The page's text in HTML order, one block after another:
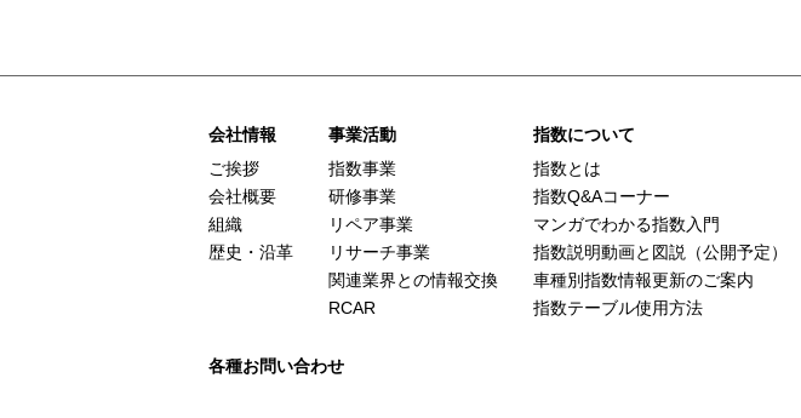
会社情報
ご挨拶
会社概要
組織
歴史・沿革
事業活動
指数事業
研修事業
リペア事業
リサーチ事業
関連業界との情報交換
RCAR
指数について
指数とは
指数Q&Aコーナー
マンガでわかる指数入門
指数説明動画と図説（公開予定）
車種別指数情報更新のご案内
指数テーブル使用方法
各種お問い合わせ